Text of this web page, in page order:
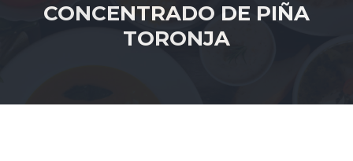
CONCENTRADO DE PIÑA
TORONJA